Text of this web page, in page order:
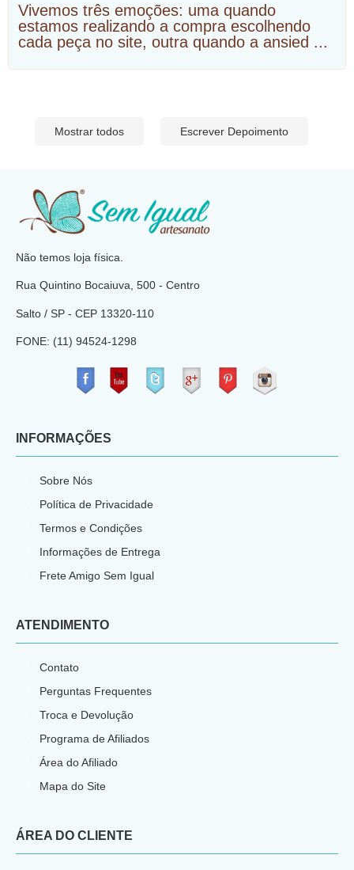
Vivemos três emoções: uma quando
estamos realizando a compra escolhendo
cada peça no site, outra quando a ansied ...
Mostrar todos Escrever Depoimento
Não temos loja física.
Rua Quintino Bocaiuva, 500 - Centro
Salto / SP - CEP 13320-110
FONE: (11) 94524-1298
INFORMAÇÕES
Sobre Nós
Política de Privacidade
Termos e Condições
Informações de Entrega
Frete Amigo Sem Igual
ATENDIMENTO
Contato
Perguntas Frequentes
Troca e Devolução
Programa de Afiliados
Área do Afiliado
Mapa do Site
ÁREA DO CLIENTE